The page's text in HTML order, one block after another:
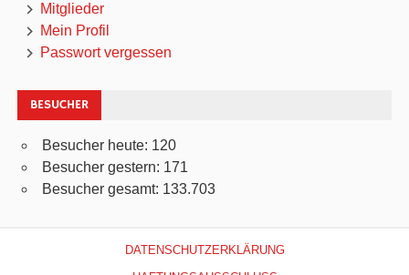
Mitglieder
Mein Profil
Passwort vergessen
BESUCHER
Besucher heute: 120
Besucher gestern: 171
Besucher gesamt: 133.703
DATENSCHUTZERKLÄRUNG